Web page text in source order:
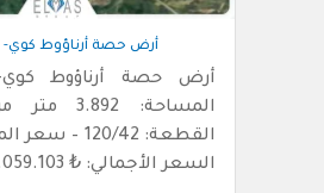
أرض حصة أرناؤوط كوي-
أرض حصة أرناؤوط
المساحة:
السعر الأجمالي: ₺ 32.059.103